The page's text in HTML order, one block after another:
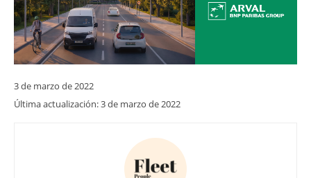
3 de marzo de 2022
Última actualización:3 de marzo de 2022